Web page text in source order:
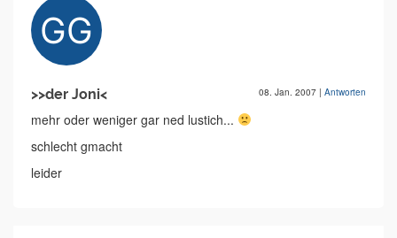
>>der Joni< 08. Jan. 2007 | Antworten
mehr oder weniger gar ned lustich...
schlecht gmacht
leider